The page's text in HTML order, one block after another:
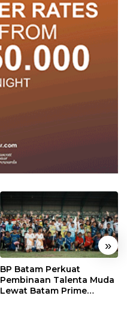
»
BP Batam Perkuat
Pembinaan Talenta Muda
Lewat Batam Prime